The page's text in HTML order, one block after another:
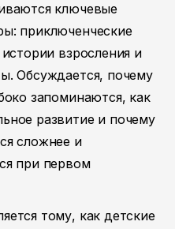
ключевые
приключенческие
взросления и
Обсуждается, почему
запоминаются, как
развитие и почему
сложнее и
при первом
тому, как детские